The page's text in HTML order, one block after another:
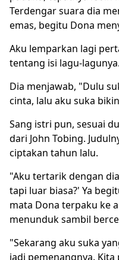
Terdengar suara dia
emas, begitu Dona
Aku lemparkan lagi
tentang isi lagu-lagunya.
Dia menjawab, "Dulu
cinta, lalu aku suka
Sang istri pun, sesuai
dari John Tobing.
ciptakan tahun lalu.
"Aku tertarik dengan
tapi luar biasa?' Ya
mata Dona terpaku ke
menunduk sambil
"Sekarang aku suka
jadi pemenangnya.